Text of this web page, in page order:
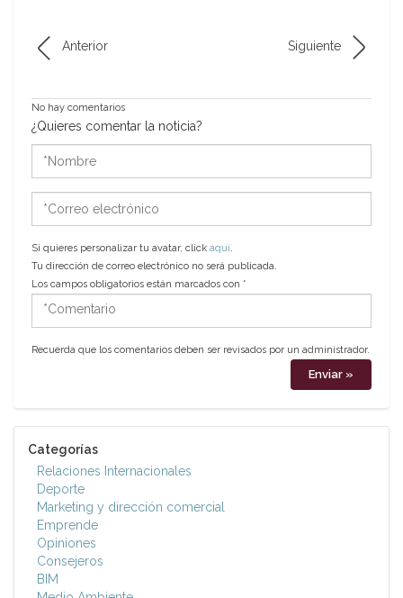
Anterior Siguiente
No hay comentarios
¿Quieres comentar la noticia?
*Nombre
*Correo
electrónico
Si quieres personalizar tu avatar, click aquí.
Tu dirección de correo electrónico no será publicada.
Los campos obligatorios están marcados con *
*Comentario
Recuerda que los comentarios deben ser revisados por un administrador.
Categorías
Relaciones Internacionales
Deporte
Marketing y dirección comercial
Emprende
Opiniones
Consejeros
BIM